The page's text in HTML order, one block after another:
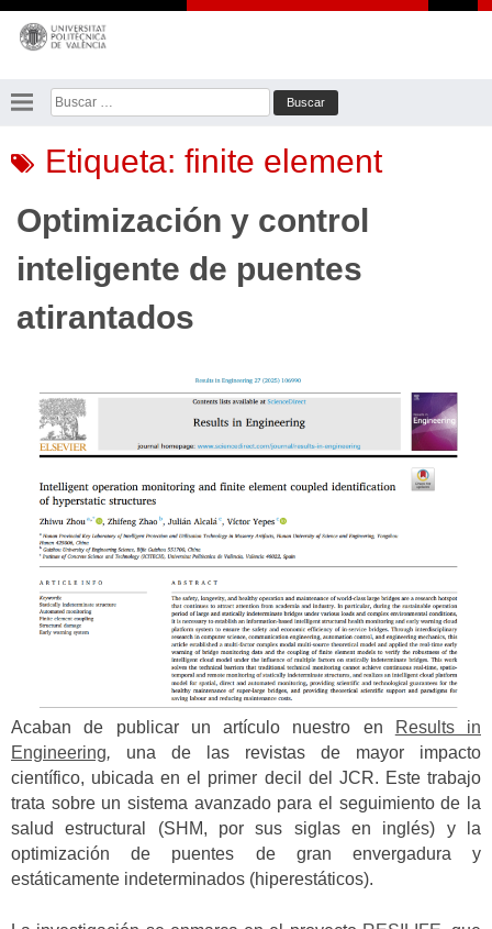
Saltar
contenido
Buscar:
Etiqueta: finite element
Optimización y control
inteligente de puentes
atirantados
Acaban de publicar un artículo nuestro en
Results in
Engineering, una de las revistas de mayor impacto
científico, ubicada en el primer decil del JCR. Este trabajo
trata sobre un sistema avanzado para el seguimiento de la
salud estructural (SHM, por sus siglas en inglés) y la
optimización de puentes de gran envergadura y
estáticamente indeterminados (hiperestáticos).